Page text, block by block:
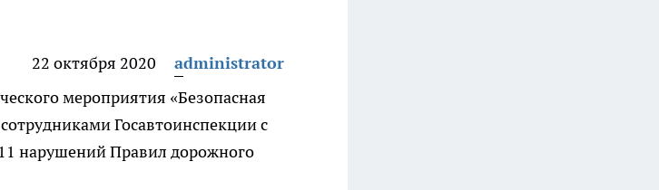
22 октября 2020
administrator
мероприятия «Безопасная
Госавтоинспекции с
нарушений Правил дорожного